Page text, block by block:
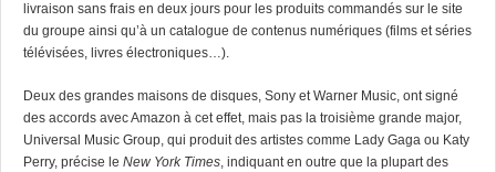
livraison sans frais en deux jours pour les produits commandés sur le site
du groupe ainsi qu’à un catalogue de contenus numériques (films et séries
télévisées, livres électroniques…).
Deux des grandes maisons de disques, Sony et Warner Music, ont signé
des accords avec Amazon à cet effet, mais pas la troisième grande major,
Universal Music Group, qui produit des artistes comme Lady Gaga ou Katy
Perry, précise le New York Times, indiquant en outre que la plupart des